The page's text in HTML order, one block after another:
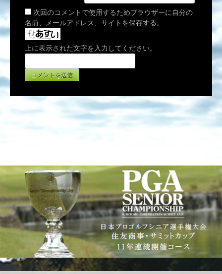
次回のコメントで使用するためブラウザーに自分の
名前、メールアドレス、サイトを保存する。
上に表示された文字を入力してください。